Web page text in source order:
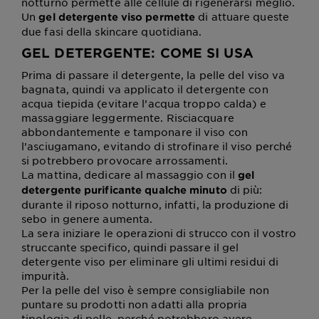
Ungel detergente viso permette di attuare queste
due fasi della skincare quotidiana.
GEL DETERGENTE: COME SI USA
Prima di passare il detergente, la pelle del viso va
bagnata, quindi va applicato il detergente con
acqua tiepida (evitare l’acqua troppo calda) e
massaggiare leggermente. Risciacquare
abbondantemente e tamponare il viso con
l’asciugamano, evitando di strofinare il viso perché
si potrebbero provocare arrossamenti.
La mattina, dedicare al massaggio con ilgel
detergente purificante qualche minuto di più:
durante il riposo notturno, infatti, la produzione di
sebo in genere aumenta.
La sera iniziare le operazioni di strucco con il vostro
struccante specifico, quindi passare il gel
detergente viso per eliminare gli ultimi residui di
impurità.
Per la pelle del viso è sempre consigliabile non
puntare su prodotti non adatti alla propria